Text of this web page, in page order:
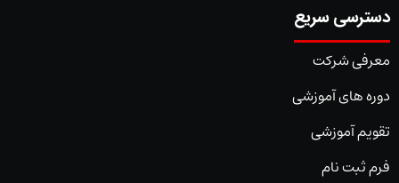
دسترسی سریع
معرفی شرکت
دوره های آموزشی
تقویم آموزشی
فرم ثبت نام